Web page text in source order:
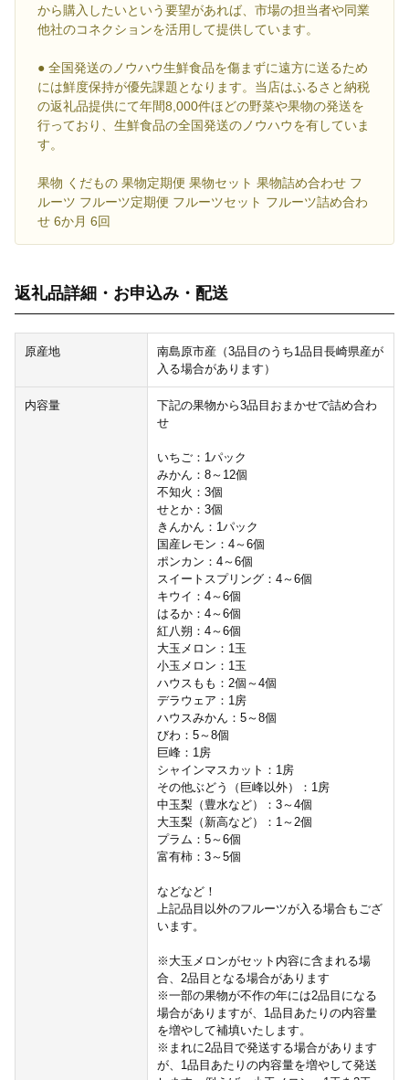
から購入したいという要望があれば、市場の担当者や同業
他社のコネクションを活用して提供しています。
● 全国発送のノウハウ生鮮食品を傷まずに遠方に送るため
には鮮度保持が優先課題となります。当店はふるさと納税
の返礼品提供にて年間8,000件ほどの野菜や果物の発送を
行っており、生鮮食品の全国発送のノウハウを有していま
す。
果物 くだもの 果物定期便 果物セット 果物詰め合わせ フ
ルーツ フルーツ定期便 フルーツセット フルーツ詰め合わ
せ 6か月 6回
返礼品詳細・お申込み・配送
原産地
南島原市産（3品目のうち1品目長崎県産が
入る場合があります）
内容量
下記の果物から3品目おまかせで詰め合わ
せ
いちご：1パック
みかん：8～12個
不知火：3個
せとか：3個
きんかん：1パック
国産レモン：4～6個
ポンカン：4～6個
スイートスプリング：4～6個
キウイ：4～6個
はるか：4～6個
紅八朔：4～6個
大玉メロン：1玉
小玉メロン：1玉
ハウスもも：2個～4個
デラウェア：1房
ハウスみかん：5～8個
びわ：5～8個
巨峰：1房
シャインマスカット：1房
その他ぶどう（巨峰以外）：1房
中玉梨（豊水など）：3～4個
大玉梨（新高など）：1～2個
プラム：5～6個
富有柿：3～5個
などなど！
上記品目以外のフルーツが入る場合もござ
います。
※大玉メロンがセット内容に含まれる場
合、2品目となる場合があります
※一部の果物が不作の年には2品目になる
場合がありますが、1品目あたりの内容量
を増やして補填いたします。
※まれに2品目で発送する場合があります
が、1品目あたりの内容量を増やして発送